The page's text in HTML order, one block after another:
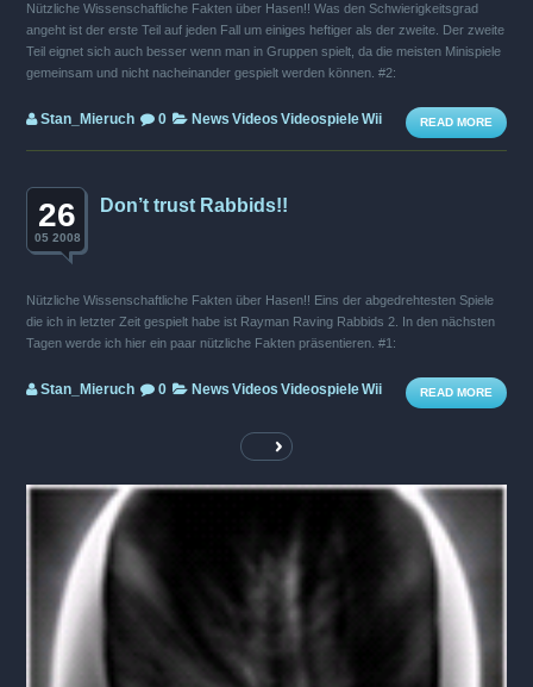
Nützliche Wissenschaftliche Fakten über Hasen!! Was den Schwierigkeitsgrad
angeht ist der erste Teil auf jeden Fall um einiges heftiger als der zweite. Der zweite
Teil eignet sich auch besser wenn man in Gruppen spielt, da die meisten Minispiele
gemeinsam und nicht nacheinander gespielt werden können. #2:
Stan_Mieruch 0 News Videos VideospieleWii READ MORE
26
05 2008
Don’t trust Rabbids!!
Nützliche Wissenschaftliche Fakten über Hasen!! Eins der abgedrehtesten Spiele
die ich in letzter Zeit gespielt habe ist Rayman Raving Rabbids 2. In den nächsten
Tagen werde ich hier ein paar nützliche Fakten präsentieren. #1:
Stan_Mieruch 0 News Videos VideospieleWii READ MORE